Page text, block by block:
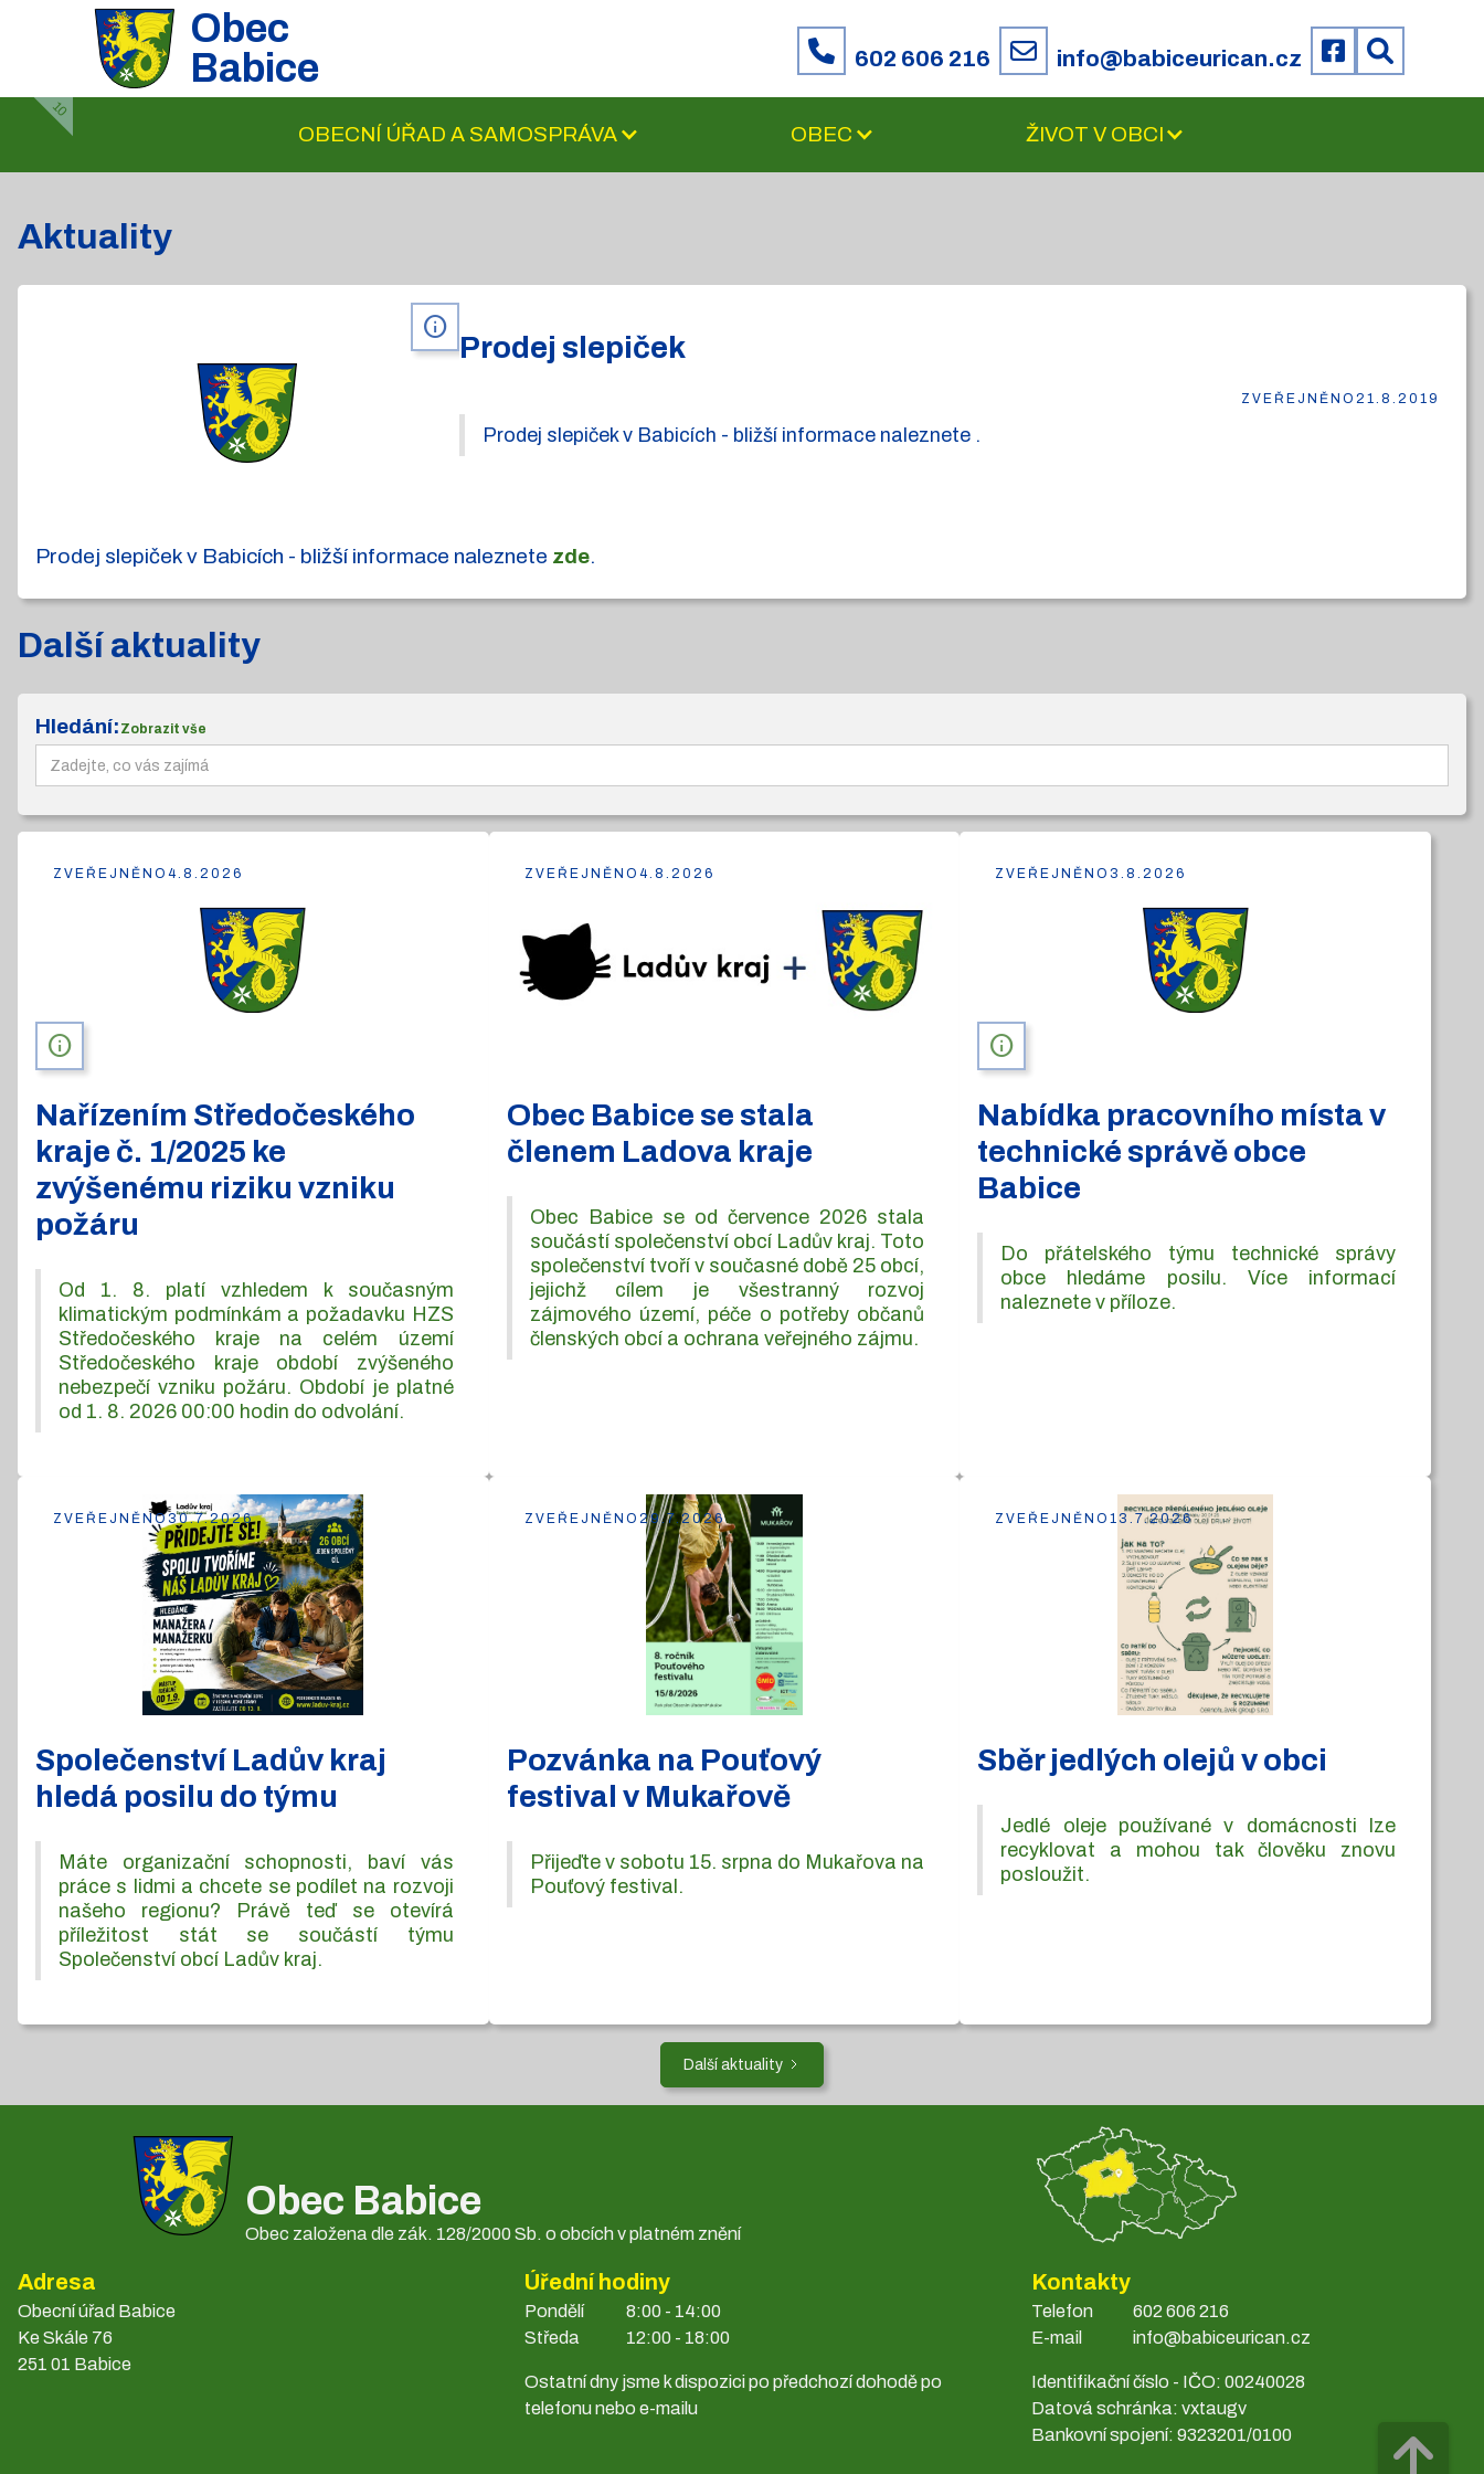
Obec
Babice
602 606 216 info@babiceurican.cz
10
OBECNÍ ÚŘAD A SAMOSPRÁVA OBEC ŽIVOT V OBCI
Aktuality
info
Prodej slepiček
ZVEŘEJNĚNO 21.8.2019
Prodej slepiček v Babicích - bližší informace naleznete .
Prodej slepiček v Babicích - bližší informace naleznete zde.
Další aktuality
Hledání: Zobrazit vše
info
Nařízením Středočeského
kraje č. 1/2025 ke
zvýšenému riziku vzniku
požáru
Od 1. 8. platí vzhledem k současným
klimatickým podmínkám a požadavku HZS
Středočeského kraje na celém území
Středočeského kraje období zvýšeného
nebezpečí vzniku požáru. Období je platné
od 1. 8. 2026 00:00 hodin do odvolání.
ZVEŘEJNĚNO 4.8.2026
Obec Babice se stala
členem Ladova kraje
Obec Babice se od července 2026 stala
součástí společenství obcí Ladův kraj. Toto
společenství tvoří v současné době 25 obcí,
jejichž cílem je všestranný rozvoj
zájmového území, péče o potřeby občanů
členských obcí a ochrana veřejného zájmu.
ZVEŘEJNĚNO 4.8.2026
info
Nabídka pracovního místa v
technické správě obce
Babice
Do přátelského týmu technické správy
obce hledáme posilu. Více informací
naleznete v příloze.
ZVEŘEJNĚNO 3.8.2026
Společenství Ladův kraj
hledá posilu do týmu
Máte organizační schopnosti, baví vás
práce s lidmi a chcete se podílet na rozvoji
našeho regionu? Právě teď se otevírá
příležitost stát se součástí týmu
Společenství obcí Ladův kraj.
ZVEŘEJNĚNO 30.7.2026
Pozvánka na Pouťový
festival v Mukařově
Přijeďte v sobotu 15. srpna do Mukařova na
Pouťový festival.
ZVEŘEJNĚNO 29.7.2026
Sběr jedlých olejů v obci
Jedlé oleje používané v domácnosti lze
recyklovat a mohou tak člověku znovu
posloužit.
ZVEŘEJNĚNO13.7.2026
Další aktuality
Obec Babice
Obec založena dle zák. 128/2000 Sb. o obcích v platném znění
Adresa
Obecní úřad Babice
Ke Skále 76
251 01 Babice
Úřední hodiny
Pondělí
Středa
8:00 - 14:00
12:00 - 18:00
Ostatní dny jsme k dispozici po předchozí dohodě po
telefonu nebo e-mailu
Kontakty
Telefon
E-mail
602 606 216
info@babiceurican.cz
Identifikační číslo - IČO: 00240028
Datová schránka: vxtaugv
Bankovní spojení: 9323201/0100